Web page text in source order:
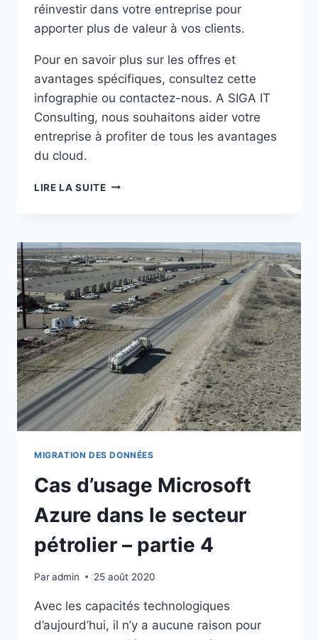
réinvestir dans votre entreprise pour
apporter plus de valeur à vos clients.
Pour en savoir plus sur les offres et
avantages spécifiques, consultez cette
infographie ou contactez-nous. A SIGA IT
Consulting, nous souhaitons aider votre
entreprise à profiter de tous les avantages
du cloud.
LIRE LA SUITEDÉCOUVREZ
LA
MODERNISATION
ET
ÉCONOMISEZ
AVEC
AZURE
SQL
DATABASE
MANAGED
INSTANCE
MIGRATION DES DONNÉES
Cas d’usage Microsoft
Azure dans le secteur
pétrolier – partie 4
Paradmin 25 août 2020
Avec les capacités technologiques
d’aujourd’hui, il n’y a aucune raison pour